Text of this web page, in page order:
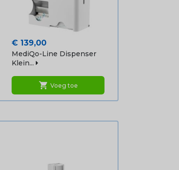
Prijs
€ 139,00
MediQo-Line Dispenser
Klein...
shopping_cart Voeg toe